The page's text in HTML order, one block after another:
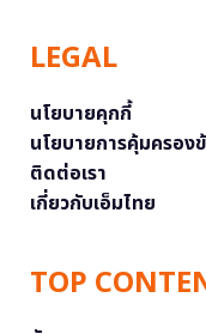
LEGAL
นโยบายคุกกี้
นโยบายการคุ้มครอ
ติดต่อเรา
เกี่ยวกับเอ็มไทย
TOP